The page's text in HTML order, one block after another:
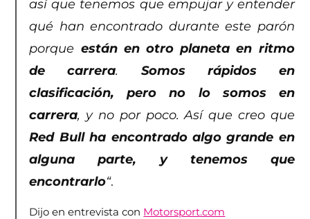
así que tenemos que empujar y entender
qué han encontrado durante este parón
porque están en otro planeta en ritmo
de carrera. Somos rápidos en
clasificación, pero no lo somos en
carrera, y no por poco. Así que creo que
Red Bull ha encontrado algo grande en
alguna parte, y tenemos que
encontrarlo“.
Dijo en entrevista con Motorsport.com